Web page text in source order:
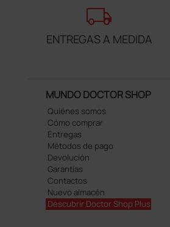
local_shipping
ENTREGAS A MEDIDA
MUNDO DOCTOR SHOP
Quiénes somos
Cómo comprar
Entregas
Métodos de pago
Devolución
Garantías
Contactos
Nuevo almacén
Descubrir Doctor Shop Plus